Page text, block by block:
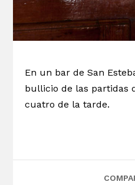
En un bar de San
bullicio de las partidas
cuatro de la tarde.